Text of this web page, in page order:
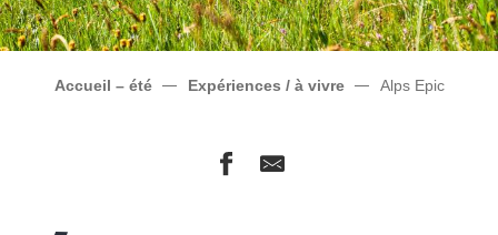
Accueil – été Expériences / à vivre Alps Epic